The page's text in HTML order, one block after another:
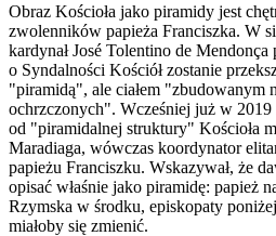
Obraz Kościoła jako piramidy jest
zwolenników papieża Franciszka. W
kardynał José Tolentino de
o Syndalności Kościół zostanie
"piramidą", ale ciałem "zbudowanym
ochrzczonych". Wcześniej już w
od "piramidalnej struktury" Kościoła
Maradiaga, wówczas koordynator
papieżu Franciszku. Wskazywał, że
opisać właśnie jako piramidę: papież
Rzymska w środku, episkopaty
miałoby się zmienić.